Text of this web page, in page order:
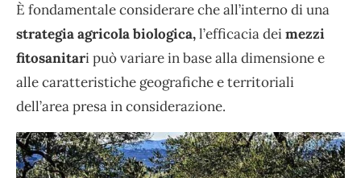
È fondamentale considerare che all’interno di una
strategia agricola biologica,l’efficacia deimezzi
fitosanitari può variare in base alla dimensione e
alle caratteristiche geografiche e territoriali
dell’area presa in considerazione.